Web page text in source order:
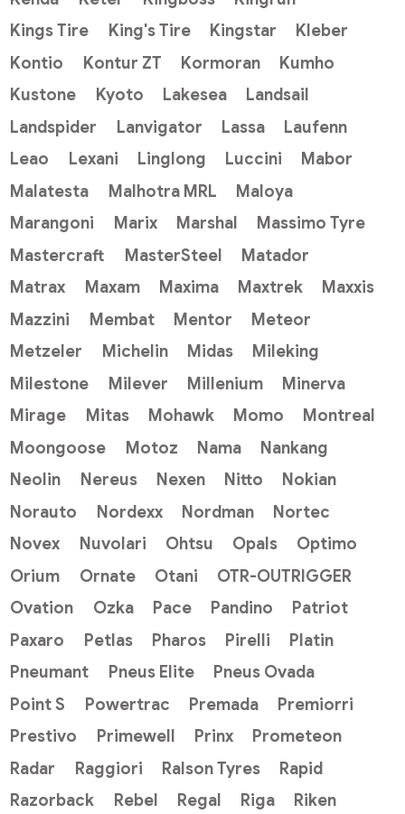
Kings Tire
King's Tire Kingstar
Kleber
Kontio
Kontur ZT Kormoran
Kumho
Kustone
Kyoto Lakesea
Landsail
Landspider
Lanvigator Lassa
Laufenn
Leao
Lexani Linglong Luccini
Mabor
Malatesta
Malhotra MRL
Maloya
Marangoni
Marix Marshal
Massimo Tyre
Mastercraft
MasterSteel
Matador
Matrax
Maxam Maxima Maxtrek
Maxxis
Mazzini
Membat Mentor
Meteor
Metzeler
Michelin Midas
Mileking
Milestone
Milever Millenium
Minerva
Mirage
Mitas Mohawk Momo
Montreal
Moongoose
Motoz Nama
Nankang
Neolin
Nereus Nexen Nitto
Nokian
Norauto
Nordexx Nordman
Nortec
Novex
Nuvolari Ohtsu Opals
Optimo
Orium
Ornate Otani
OTR-OUTRIGGER
Ovation
Ozka Pace Pandino
Patriot
Paxaro
Petlas Pharos Pirelli
Platin
Pneumant
Pneus Elite
Pneus Ovada
Point S
Powertrac Premada
Premiorri
Prestivo
Primewell Prinx
Prometeon
Radar
Raggiori Ralson Tyres
Rapid
Razorback
Rebel Regal Riga
Riken